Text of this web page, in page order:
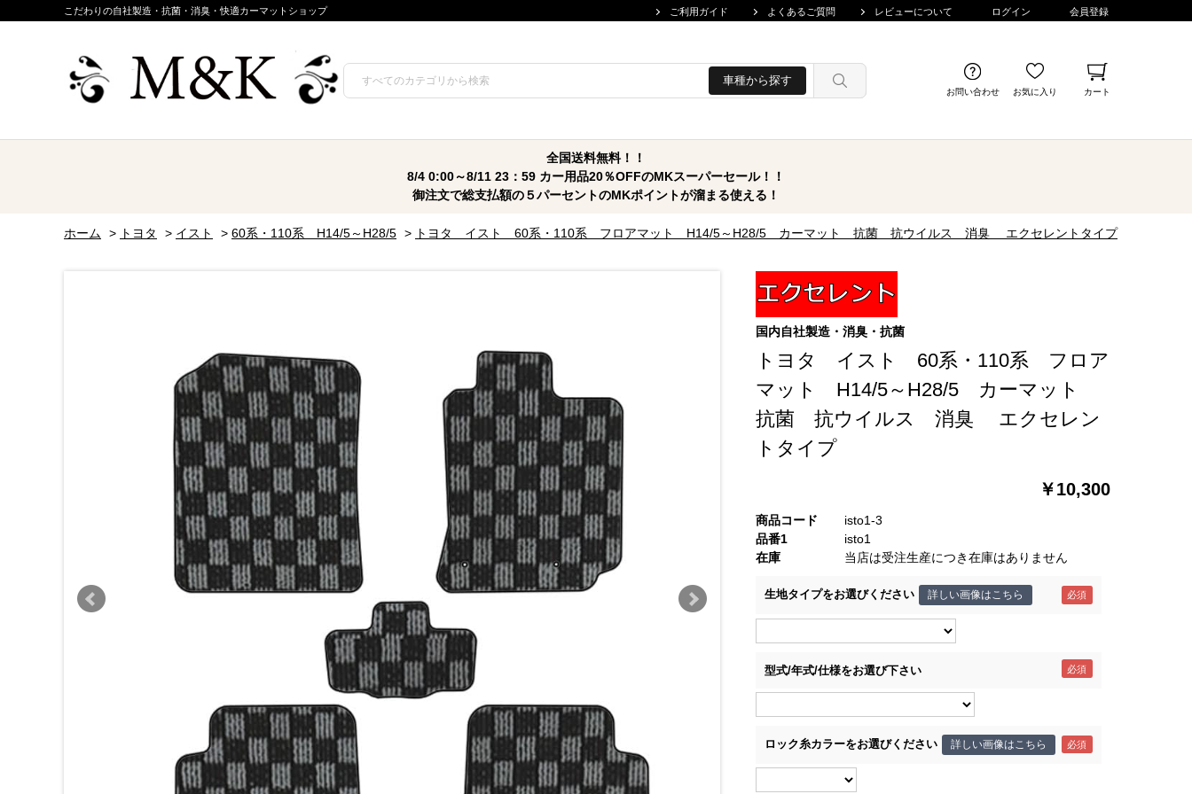
こだわりの自社製造・抗菌・消臭・快適カーマットショップ ご利用ガイド よくあるご質問 レビューについて ログイン 会員登録
車種から探す
お問い合わせ お気に入り カート
全国送料無料！！
8/4 0:00～8/11 23：59 カー用品20％OFFのMKスーパーセール！！
御注文で総支払額の５パーセントのMKポイントが溜まる使える！
ホーム > トヨタ > イスト > 60系・110系 H14/5～H28/5 > トヨタ イスト 60系・110系 フロアマット H14/5～H28/5 カーマット 抗菌 抗ウイルス 消臭 エクセレントタイプ
国内自社製造・消臭・抗菌
トヨタ イスト 60系・110系 フロア
マット H14/5～H28/5 カーマット
抗菌 抗ウイルス 消臭 エクセレン
トタイプ
￥10,300
商品コード
isto1-3
品番1
isto1
在庫
当店は受注生産につき在庫はありません
生地タイプをお選びください 詳しい画像はこちら
型式/年式/仕様をお選び下さい
ロック糸カラーをお選びください 詳しい画像はこちら